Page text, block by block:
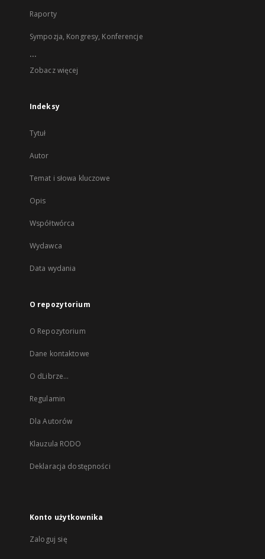
Raporty
Sympozja, Kongresy, Konferencje
...
Zobacz więcej
Indeksy
Tytuł
Autor
Temat i słowa kluczowe
Opis
Współtwórca
Wydawca
Data wydania
O repozytorium
O Repozytorium
Dane kontaktowe
O dLibrze...
Regulamin
Dla Autorów
Klauzula RODO
Deklaracja dostępności
Konto użytkownika
Zaloguj się